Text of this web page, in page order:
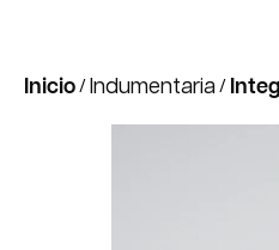
Inicio / Indumentaria /